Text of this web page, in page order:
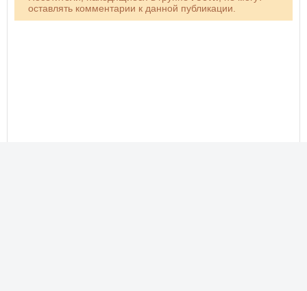
оставлять комментарии к данной публикации.